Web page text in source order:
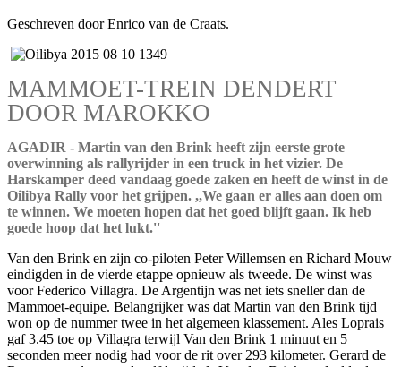
Geschreven door Enrico van de Craats.
MAMMOET-TREIN DENDERT
DOOR MAROKKO
AGADIR - Martin van den Brink heeft zijn eerste grote
overwinning als rallyrijder in een truck in het vizier. De
Harskamper deed vandaag goede zaken en heeft de winst in de
Oilibya Rally voor het grijpen. ,,We gaan er alles aan doen om
te winnen. We moeten hopen dat het goed blijft gaan. Ik heb
goede hoop dat het lukt.''
Van den Brink en zijn co-piloten Peter Willemsen en Richard Mouw
eindigden in de vierde etappe opnieuw als tweede. De winst was
voor Federico Villagra. De Argentijn was net iets sneller dan de
Mammoet-equipe. Belangrijker was dat Martin van den Brink tijd
won op de nummer twee in het algemeen klassement. Ales Loprais
gaf 3.45 toe op Villagra terwijl Van den Brink 1 minuut en 5
seconden meer nodig had voor de rit over 293 kilometer. Gerard de